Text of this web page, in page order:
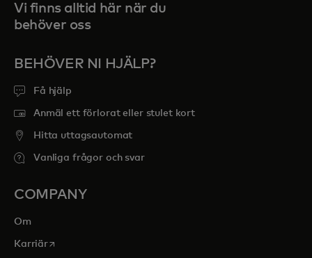
Vi finns alltid här när du
behöver oss
BEHÖVER NI HJÄLP?
Få hjälp
Anmäl ett förlorat eller stulet kort
Hitta uttagsautomat
Vanliga frågor och svar
COMPANY
Om
Karriäropens in a new tab